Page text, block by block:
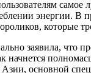
энергии. В
которые
заявила, что
начнется
основной